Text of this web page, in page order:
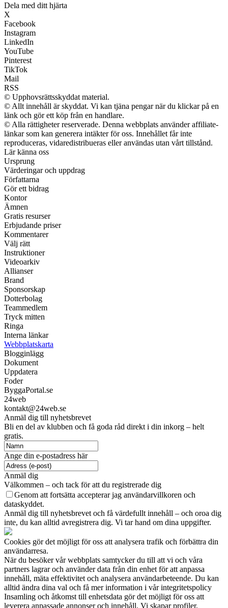
Dela med ditt hjärta
X
Facebook
Instagram
LinkedIn
YouTube
Pinterest
TikTok
Mail
RSS
© Upphovsrättsskyddat material.
© Allt innehåll är skyddat. Vi kan tjäna pengar när du klickar på en
länk och gör ett köp från en handlare.
© Alla rättigheter reserverade. Denna webbplats använder affiliate-
länkar som kan generera intäkter för oss. Innehållet får inte
reproduceras, vidaredistribueras eller användas utan vårt tillstånd.
Lär känna oss
Ursprung
Värderingar och uppdrag
Författarna
Gör ett bidrag
Kontor
Ämnen
Gratis resurser
Erbjudande priser
Kommentarer
Välj rätt
Instruktioner
Videoarkiv
Allianser
Brand
Sponsorskap
Dotterbolag
Teammedlem
Tryck mitten
Ringa
Interna länkar
Webbplatskarta
Blogginlägg
Dokument
Uppdatera
Foder
ByggaPortal.se
24web
kontakt@24web.se
Anmäl dig till nyhetsbrevet
Bli en del av klubben och få goda råd direkt i din inkorg – helt
gratis.
Ange din e-postadress här
Anmäl dig
Välkommen – och tack för att du registrerade dig
Genom att fortsätta accepterar jag användarvillkoren och
dataskyddet.
Anmäl dig till nyhetsbrevet och få värdefullt innehåll – och oroa dig
inte, du kan alltid avregistrera dig. Vi tar hand om dina uppgifter.
Cookies gör det möjligt för oss att analysera trafik och förbättra din
användarresa.
När du besöker vår webbplats samtycker du till att vi och våra
partners lagrar och använder data från din enhet för att anpassa
innehåll, mäta effektivitet och analysera användarbeteende. Du kan
alltid ändra dina val och få mer information i vår integritetspolicy
Insamling och åtkomst till enhetsdata gör det möjligt för oss att
leverera anpassade annonser och innehåll. Vi skapar profiler,